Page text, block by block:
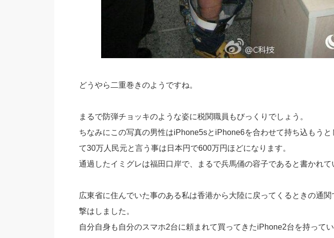
どうやら二重巻きのようですね。
まるで防弾チョッキのような姿に税関職員もびっくりでしょう。
ちなみにこの写真の男性はiPhone5sとiPhone6を合わせて持ち込もうと
て30万人民元と言う事は日本円で600万円ほどになります。
通過したイミグレは福田口岸で、まるで兵馬俑の容子であると書かれて
広東省に住んでいた事のある私は香港から大陸に戻ってくるときの通関
撃はしました。
自分自身も自分のスマホ2台に頼まれて買ってきたiPhone2台を持って